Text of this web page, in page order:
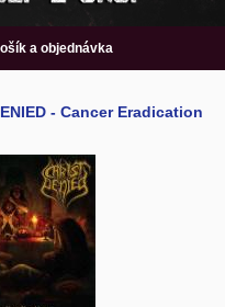
a objednávka
- Cancer Eradication